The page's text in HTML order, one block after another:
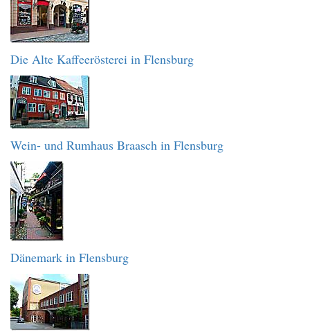
Die Alte Kaffeerösterei in Flensburg
Wein- und Rumhaus Braasch in Flensburg
Dänemark in Flensburg